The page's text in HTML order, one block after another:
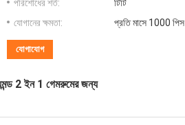
পরিশোধের শর্ত:
টিটি
যোগানের ক্ষমতা:
প্রতি মাসে 1000 পিস
যোগাযোগ
2 ইন 1 গেমরুমের জন্য